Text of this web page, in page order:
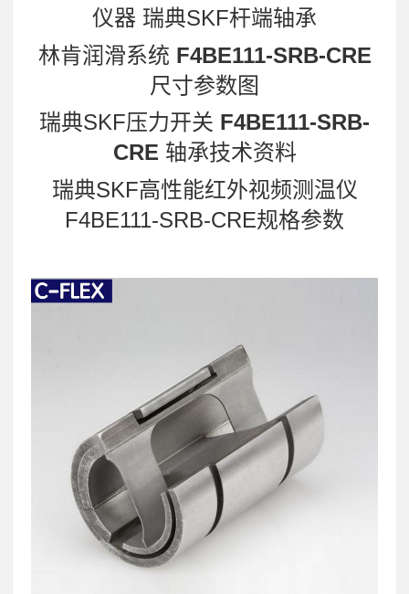
仪器 瑞典SKF杆端轴承
林肯润滑系统 F4BE111-SRB-CRE
尺寸参数图
瑞典SKF压力开关 F4BE111-SRB-
CRE 轴承技术资料
瑞典SKF高性能红外视频测温仪
F4BE111-SRB-CRE规格参数